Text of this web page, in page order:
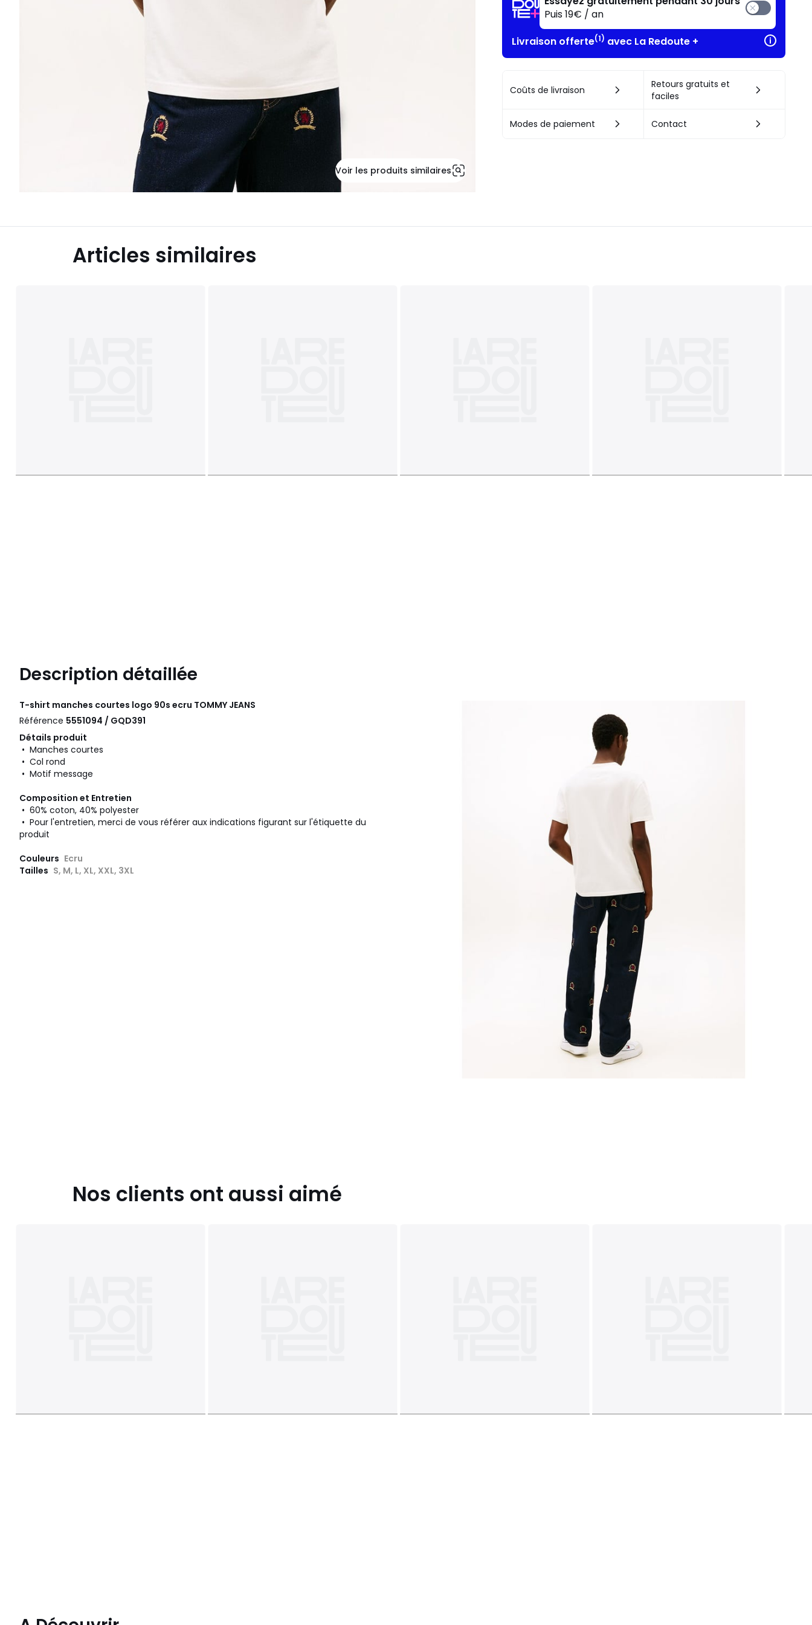
Voir les produits similaires
Puis 19€ / an
Livraison offerte(1) avec La Redoute +
Coûts de livraison
Retours gratuits et
faciles
Modes de paiement Contact
Articles similaires
Description détaillée
T-shirt manches courtes logo 90s ecru TOMMY JEANS
Référence 5551094 / GQD391
Détails produit
• Manches courtes
• Col rond
• Motif message
Composition et Entretien
• 60% coton, 40% polyester
• Pour l'entretien, merci de vous référer aux indications figurant sur l'étiquette du
produit
Couleurs Ecru
Tailles S, M, L, XL, XXL, 3XL
Nos clients ont aussi aimé